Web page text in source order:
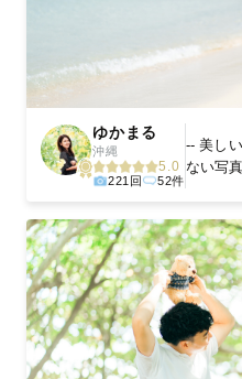
ゆかまる
沖縄
5.0
221回 52件
-- 美し
ない写